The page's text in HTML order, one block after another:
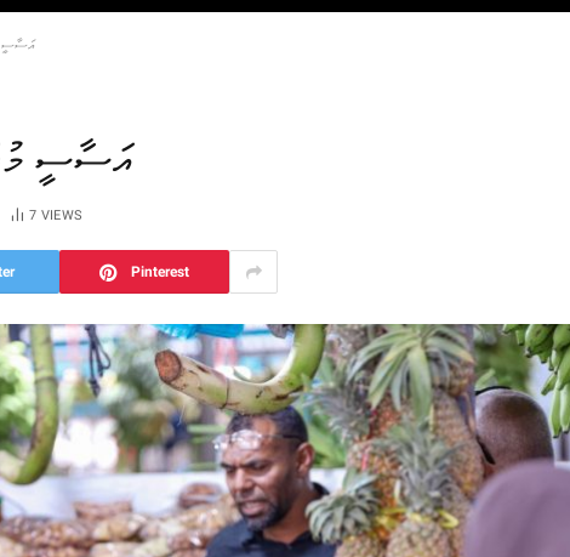
އަސާސީ
އަސާސީ
7 VIEWS
Pinterest